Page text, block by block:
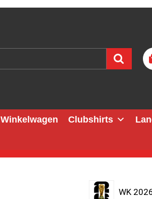
Winkelwagen Clubshirts
WK